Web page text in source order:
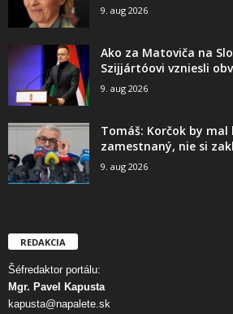
9. aug 2026
Ako za Matoviča na
Szijjártóovi vzniesli
9. aug 2026
Tomáš: Korčok by
zamestnaný, nie si
9. aug 2026
REDAKCIA
Šéfredaktor portálu:
Mgr. Pavel Kapusta
kapusta@napalete.sk